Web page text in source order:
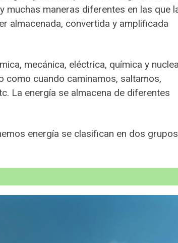
maneras diferentes en las que
almacenada, convertida y amplificada
mecánica, eléctrica, química y
como cuando caminamos, saltamos,
La energía se almacena de diferentes
energía se clasifican en dos